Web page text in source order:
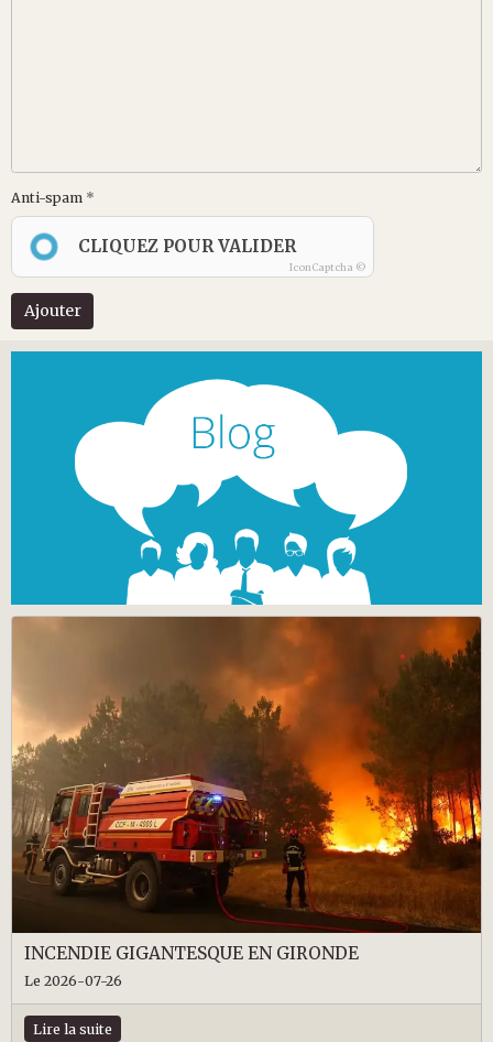
Anti-spam
CLIQUEZ POUR VALIDER
IconCaptcha ©
Ajouter
INCENDIE GIGANTESQUE EN GIRONDE
Le 2026-07-26
Lire la suite